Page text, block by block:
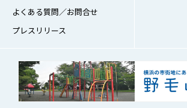
よくある質問／お問合せ
プレスリリース